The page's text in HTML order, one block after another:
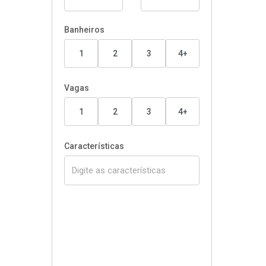
Banheiros
1 2 3 4+
Vagas
1 2 3 4+
Características